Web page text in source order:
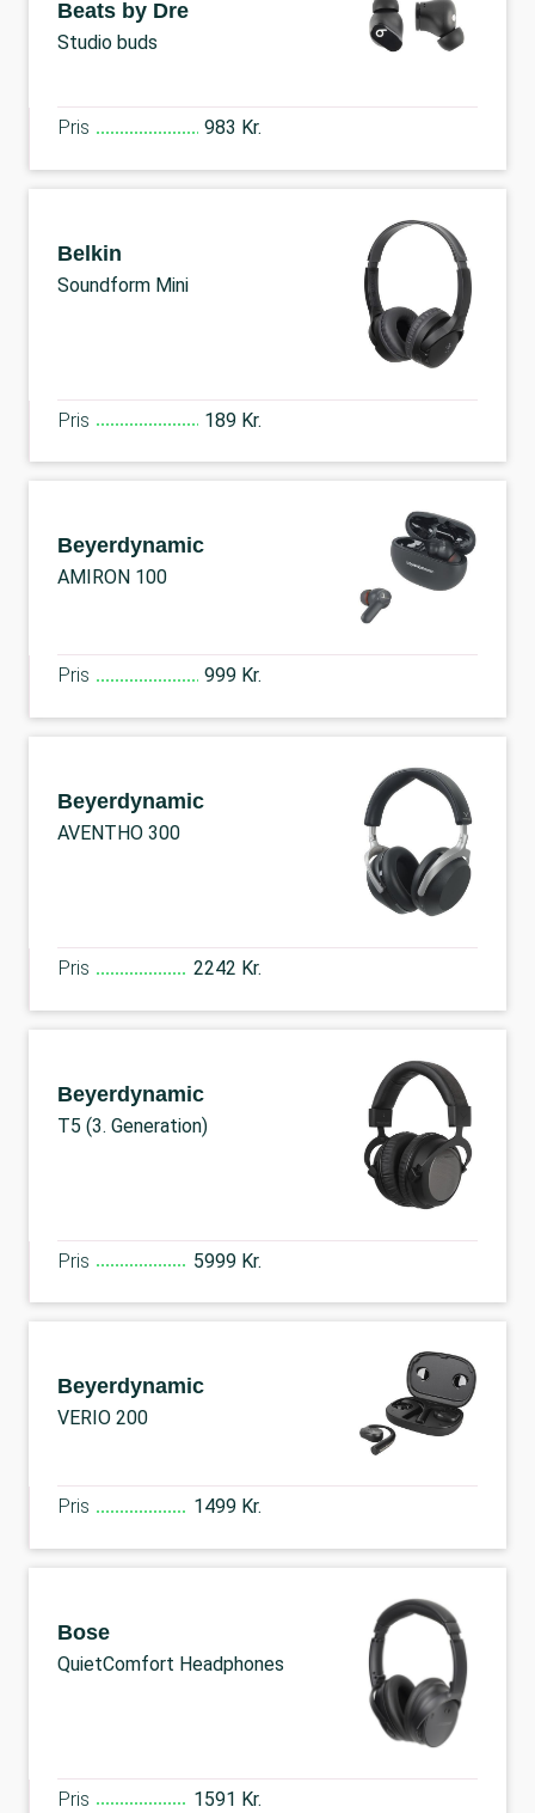
Beats by Dre
Studio buds
Pris 983 Kr.
Belkin
Soundform Mini
Pris 189 Kr.
Beyerdynamic
AMIRON 100
Pris 999 Kr.
Beyerdynamic
AVENTHO 300
Pris 2242 Kr.
Beyerdynamic
T5 (3. Generation)
Pris 5999 Kr.
Beyerdynamic
VERIO 200
Pris 1499 Kr.
Bose
QuietComfort Headphones
Pris 1591 Kr.